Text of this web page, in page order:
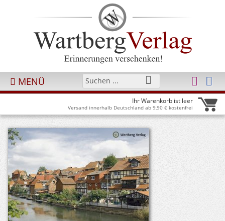
MENÜ
Ihr Warenkorb ist leer
Versand innerhalb Deutschland ab 9,90 € kostenfrei